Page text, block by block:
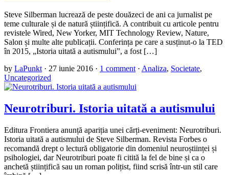
Steve Silberman lucrează de peste douăzeci de ani ca jurnalist pe
teme culturale și de natură științifică. A contribuit cu articole pentru
revistele Wired, New Yorker, MIT Technology Review, Nature,
Salon și multe alte publicații. Conferința pe care a susținut-o la TED
în 2015, „Istoria uitată a autismului”, a fost […]
by LaPunkt · 27 iunie 2016 · 1 comment · Analiza, Societate,
Uncategorized
Neurotriburi. Istoria uitată a autismului
Editura Frontiera anunță apariția unei cărți-eveniment: Neurotriburi.
Istoria uitată a autismului de Steve Silberman. Revista Forbes o
recomandă drept o lectură obligatorie din domeniul neuroștiinței și
psihologiei, dar Neurotriburi poate fi citită la fel de bine și ca o
anchetă științifică sau un roman polițist, fiind scrisă într-un stil care